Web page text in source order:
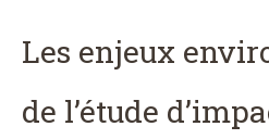
Les enjeux
de l’étude